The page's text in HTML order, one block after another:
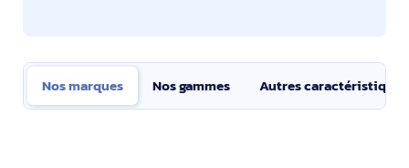
Nos marques Nos gammes Autres caractéristiques